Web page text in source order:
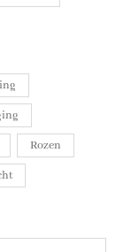
Rozen